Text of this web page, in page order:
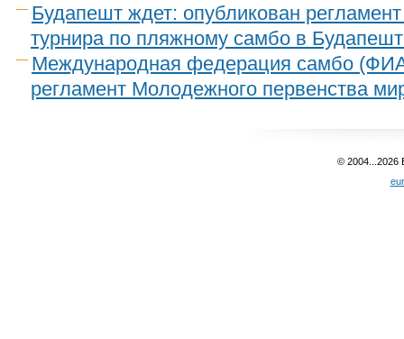
Будапешт ждет: опубликован
турнира по пляжному самбо в
Международная федерация самбо
регламент Молодежного первенства
© 2004...2026